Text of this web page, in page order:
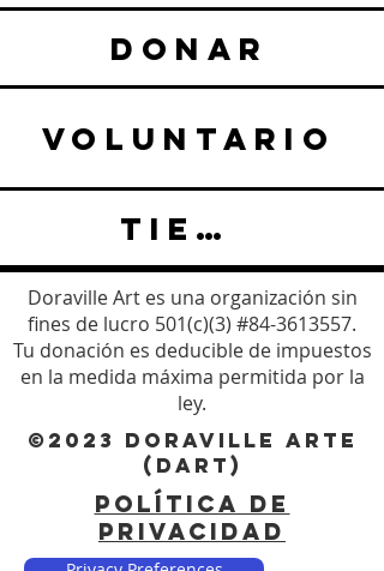
DONAR
VOLUNTARIO
TIENDA
Doraville Art es una organización sin
fines de lucro 501(c)(3) #84-3613557.
Tu donación es deducible de impuestos
en la medida máxima permitida por la
ley.
©2023 DORAVILLE ARTE
(DART)
POLÍTICA DE
PRIVACIDAD